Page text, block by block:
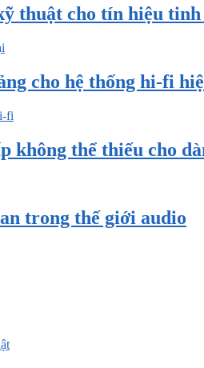
thuật cho tín hiệu
cho hệ thống hi-fi
không thể thiếu cho
trong thế giới audio